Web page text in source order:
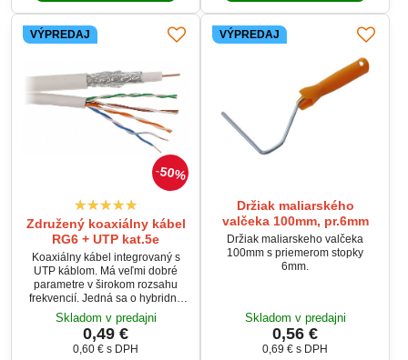
50%
VÝPREDAJ
Združený koaxiálny kábel
RG6 + UTP kat.5e
Koaxiálny kábel integrovaný s
UTP káblom. Má veľmi dobré
parametre v širokom rozsahu
frekvencií. Jedná sa o hybridný
kábel vysokej triedy, ktorá sa
skladá z koaxu 75 Ω spojeného
mostíkom s počítačovou krútenou
dvojlinkou.
Skladom v predajni
0,49 €
0,60 € s DPH
VÝPREDAJ
Držiak maliarského
valčeka 100mm, pr.6mm
Držiak maliarskeho valčeka
100mm s priemerom stopky
6mm.
Skladom v predajni
0,56 €
0,69 € s DPH